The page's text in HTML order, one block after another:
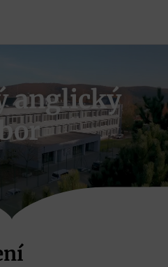
anglický